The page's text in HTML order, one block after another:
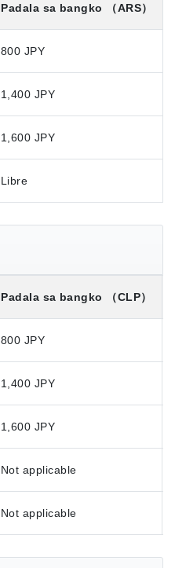
Padala sa bangko （ARS）
800 JPY
1,400 JPY
1,600 JPY
Libre
Padala sa bangko （CLP）
800 JPY
1,400 JPY
1,600 JPY
Not applicable
Not applicable